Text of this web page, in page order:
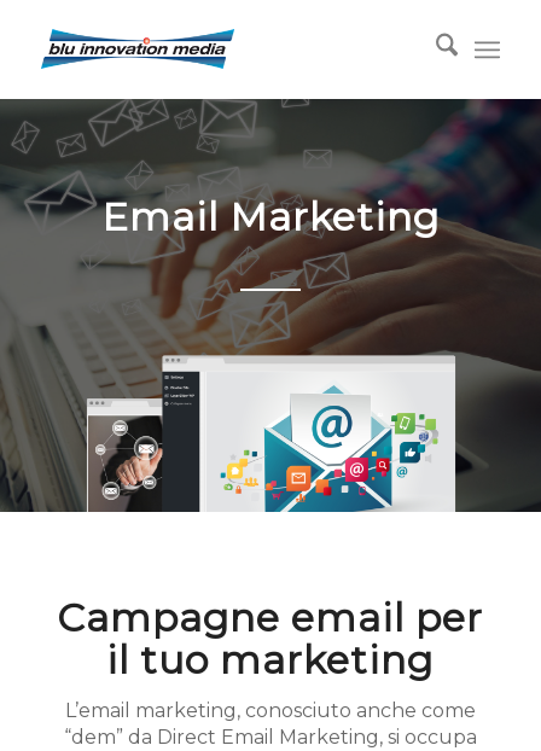
Email Marketing
Campagne email per
il tuo marketing
L’email marketing, conosciuto anche come
“dem” da Direct Email Marketing, si occupa